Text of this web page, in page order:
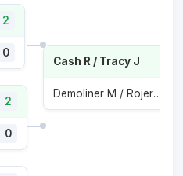
2
0
2
0
Cash R / Tracy J
Demoliner M / Rojer J-J